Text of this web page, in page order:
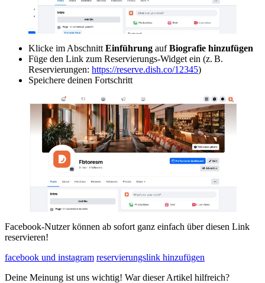
Klicke im Abschnitt Einführung aufBiografie hinzufügen
Füge den Link zum Reservierungs-Widget ein (z. B.
Reservierungen: https://reserve.dish.co/12345)
Speichere deinen Fortschritt
Facebook-Nutzer können ab sofort ganz einfach über diesen Link
reservieren!
facebook und instagram reservierungslink hinzufügen
Deine Meinung ist uns wichtig! War dieser Artikel hilfreich?